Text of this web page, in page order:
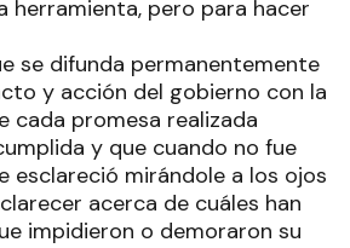
herramienta, pero para hacer
se difunda permanentemente
y acción del gobierno con la
cada promesa realizada
y que cuando no fue
esclareció mirándole a los ojos
acerca de cuáles han
impidieron o demoraron su